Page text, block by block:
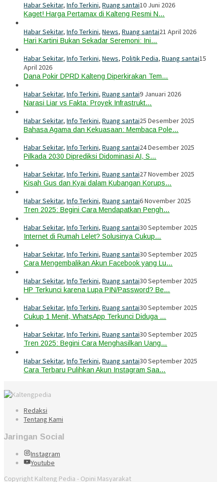
Habar Sekitar, Info Terkini, Ruang santai10 Juni 2026
Kaget! Harga Pertamax di Kalteng Resmi N…
Habar Sekitar, Info Terkini, News, Ruang santai21 April 2026
Hari Kartini Bukan Sekadar Seremoni: Ini…
Habar Sekitar, Info Terkini, News, Politik Pedia, Ruang santai15
April 2026
Dana Pokir DPRD Kalteng Diperkirakan Tem…
Habar Sekitar, Info Terkini, Ruang santai9 Januari 2026
Narasi Liar vs Fakta: Proyek Infrastrukt…
Habar Sekitar, Info Terkini, Ruang santai25 Desember 2025
Bahasa Agama dan Kekuasaan: Membaca Pole…
Habar Sekitar, Info Terkini, Ruang santai24 Desember 2025
Pilkada 2030 Diprediksi Didominasi AI, S…
Habar Sekitar, Info Terkini, Ruang santai27 November 2025
Kisah Gus dan Kyai dalam Kubangan Korups…
Habar Sekitar, Info Terkini, Ruang santai6 November 2025
Tren 2025: Begini Cara Mendapatkan Pengh…
Habar Sekitar, Info Terkini, Ruang santai30 September 2025
Internet di Rumah Lelet? Solusinya Cukup…
Habar Sekitar, Info Terkini, Ruang santai30 September 2025
Cara Mengembalikan Akun Facebook yang Lu…
Habar Sekitar, Info Terkini, Ruang santai30 September 2025
HP Terkunci karena Lupa PIN/Password? Be…
Habar Sekitar, Info Terkini, Ruang santai30 September 2025
Cukup 1 Menit, WhatsApp Terkunci Diduga …
Habar Sekitar, Info Terkini, Ruang santai30 September 2025
Tren 2025: Begini Cara Menghasilkan Uang…
Habar Sekitar, Info Terkini, Ruang santai30 September 2025
Cara Terbaru Pulihkan Akun Instagram Saa…
Redaksi
Tentang Kami
Jaringan Social
Instagram
Youtube
Copyright Kalteng Pedia - Opini Masyarakat